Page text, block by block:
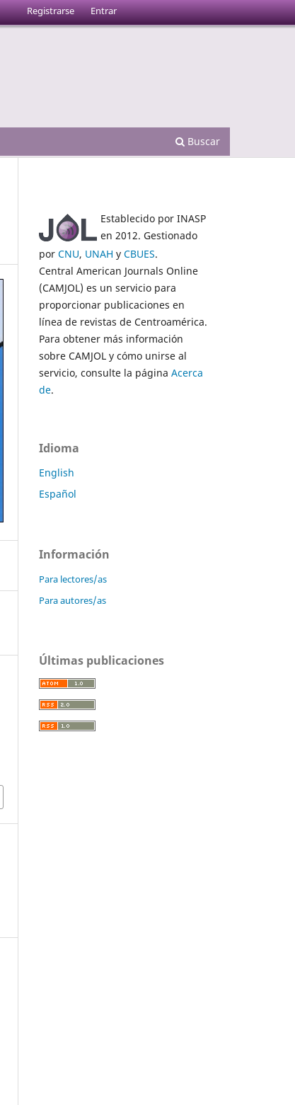
Buscar
Registrarse Entrar
Establecido por INASP
en 2012. Gestionado
por CNU, UNAH y CBUES.
Central American Journals Online
(CAMJOL) es un servicio para
proporcionar publicaciones en
línea de revistas de Centroamérica.
Para obtener más información
sobre CAMJOL y cómo unirse al
servicio, consulte la página Acerca
de.
Idioma
English
Español
Información
Para lectores/as
Para autores/as
Últimas publicaciones